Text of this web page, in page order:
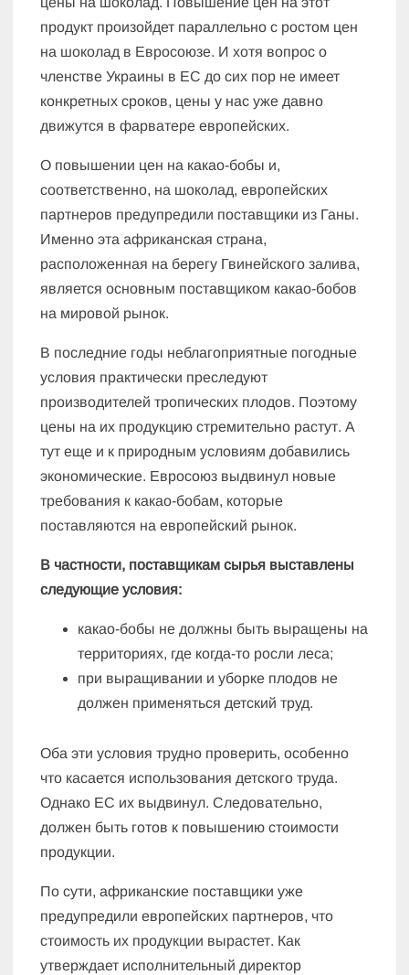
продукт произойдет параллельно с ростом цен
на шоколад в Евросоюзе. И хотя вопрос о
членстве Украины в ЕС до сих пор не имеет
конкретных сроков, цены у нас уже давно
движутся в фарватере европейских.
О повышении цен на какао-бобы и,
соответственно, на шоколад, европейских
партнеров предупредили поставщики из Ганы.
Именно эта африканская страна,
расположенная на берегу Гвинейского залива,
является основным поставщиком какао-бобов
на мировой рынок.
В последние годы неблагоприятные погодные
условия практически преследуют
производителей тропических плодов. Поэтому
цены на их продукцию стремительно растут. А
тут еще и к природным условиям добавились
экономические. Евросоюз выдвинул новые
требования к какао-бобам, которые
поставляются на европейский рынок.
В частности, поставщикам сырья выставлены
следующие условия:
какао-бобы не должны быть выращены на
территориях, где когда-то росли леса;
при выращивании и уборке плодов не
должен применяться детский труд.
Оба эти условия трудно проверить, особенно
что касается использования детского труда.
Однако ЕС их выдвинул. Следовательно,
должен быть готов к повышению стоимости
продукции.
По сути, африканские поставщики уже
предупредили европейских партнеров, что
стоимость их продукции вырастет. Как
утверждает исполнительный директор